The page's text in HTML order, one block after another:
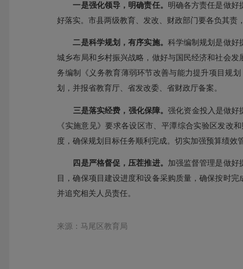
一是强化领导，明确责任。 明确各方责任是做好
好落实。市县两级教育、发改、财政部门要各负其责
二是科学规划，有序实施。 科学编制规划是做好
城乡布局和乡村振兴战略，做好与国民经济和社会
务编制《义务教育薄弱环节改善与能力提升项目规
划，并报省教育厅、省发改委、省财政厅备案。
三是落实经费，强化保障。强化资金投入是做好
《实施意见》要求各设区市、平潭综合实验区发改
度，确保规划目标任务顺利完成。切实加强预算绩
四是严格督促，压茬推进。 加强监督管理是做好
目，确保项目建设进度和设备采购质量，确保按时
并追究相关人员责任。
来源：马尾区教育局